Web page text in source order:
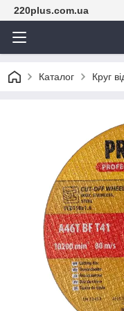
220plus.com.ua
Каталог Круг